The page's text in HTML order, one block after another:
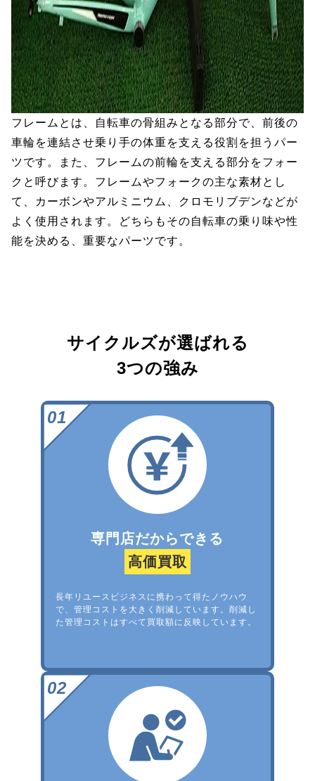
フレームとは、自転車の骨組みとなる部分で、前後の
車輪を連結させ乗り手の体重を支える役割を担うパー
ツです。また、フレームの前輪を支える部分をフォー
クと呼びます。フレームやフォークの主な素材とし
て、カーボンやアルミニウム、クロモリブデンなどが
よく使用されます。どちらもその自転車の乗り味や性
能を決める、重要なパーツです。
サイクルズが選ばれる
3つの強み
専門店だからできる
高価買取
長年リユースビジネスに携わって得たノウハウ
で、管理コストを大きく削減しています。削減し
た管理コストはすべて買取額に反映しています。